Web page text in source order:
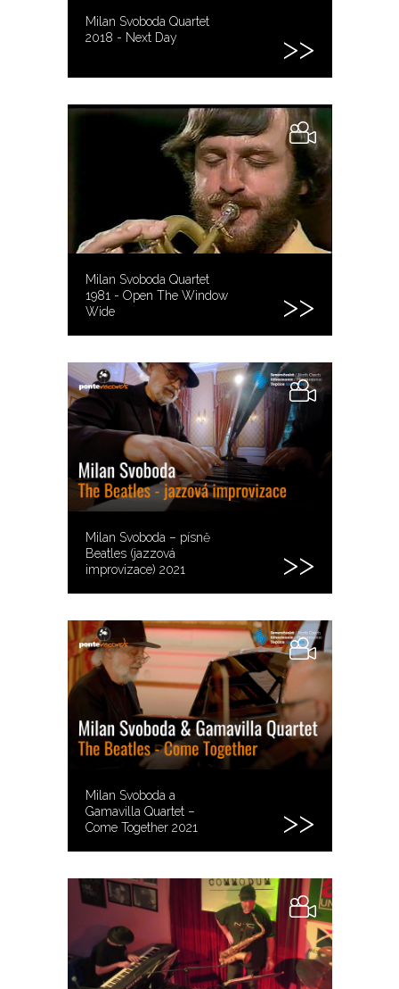
Milan Svoboda Quartet
2018 - Next Day
Milan Svoboda Quartet
1981 - Open The Window
Wide
Milan Svoboda – písně
Beatles (jazzová
improvizace) 2021
Milan Svoboda a
Gamavilla Quartet –
Come Together 2021